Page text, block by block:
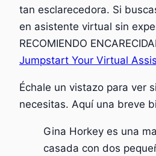
tan esclarecedora. Si
en asistente virtual sin
RECOMIENDO
Jumpstart Your Virtual
Échale un vistazo para ver
necesitas. Aquí una breve
Gina Horkey es una
casada con dos